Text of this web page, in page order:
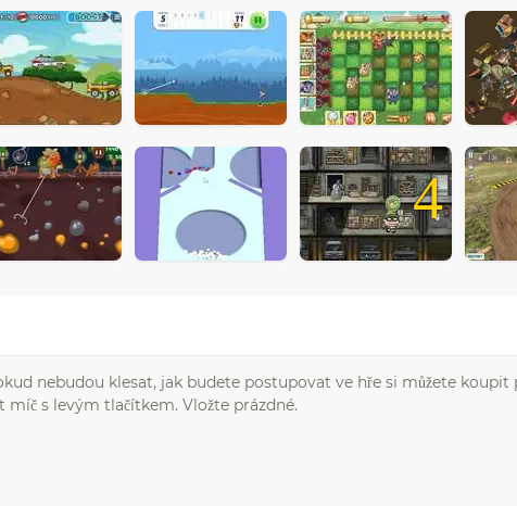
4
nebudou klesat, jak budete postupovat ve hře si můžete
míč s levým tlačítkem. Vložte prázdné.